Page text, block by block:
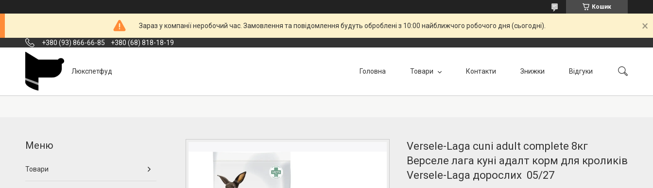
Кошик
Зараз у компанії неробочий час. Замовлення та повідомлення будуть оброблені з 10:00 найближчого робочого дня (сьогодні).
+380 (93) 866-66-85 +380 (68) 818-18-19
Люкспетфуд Головна Товари Контакти Знижки Відгуки
Versele-Laga cuni adult complete 8кг
Верселе лага куні адалт корм для кроликів
Versele-Laga дорослих 05/27
Товари